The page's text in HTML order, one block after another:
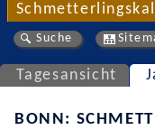
Suche
Tagesansicht
BONN: